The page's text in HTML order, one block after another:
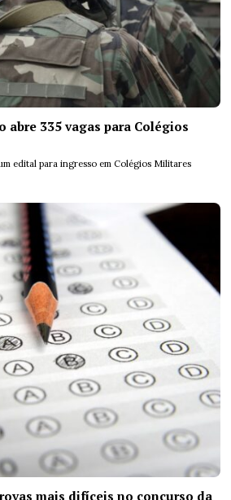
abre 335 vagas para Colégios
edital para ingresso em Colégios Militares
mais difíceis no concurso da